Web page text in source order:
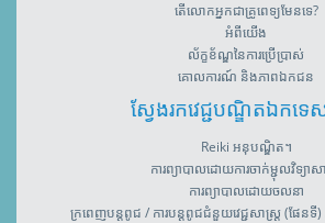
តើលោកអ្នកជាគ្រូពេទ្យមែនទេ?
អំពីយើង
ល័ក្ខខ័ណ្ឌនៃការប្រើប្រាស់
គោលការណ៍ និងភាពឯកជន
ស្វែងរកវេជ្ជបណ្ឌិតឯកទេ
Reiki អនុបណ្ឌិត។
ការព្យាបាលដោយការចាក់ម្ជុលវិទ្យាស
ការព្យាបាលដោយចលនា
ក្រពេញបន្តពូជ / ការបន្តពូជជំនួយវេជ្ជសាស្រ្ត (ផែន